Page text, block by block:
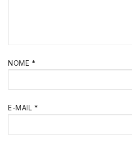
NOME *
E-MAIL *